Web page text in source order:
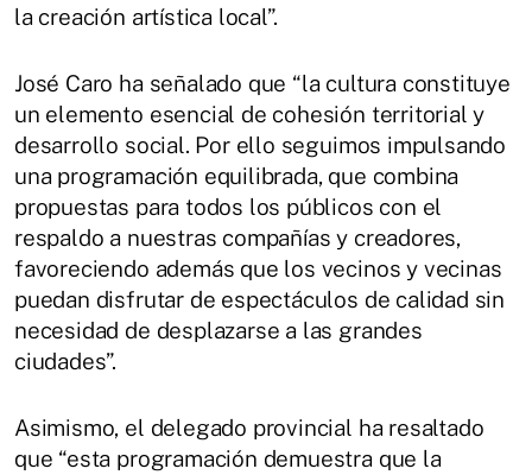
la creación artística local”.
José Caro ha señalado que “la cultura constituye
un elemento esencial de cohesión territorial y
desarrollo social. Por ello seguimos impulsando
una programación equilibrada, que combina
propuestas para todos los públicos con el
respaldo a nuestras compañías y creadores,
favoreciendo además que los vecinos y vecinas
puedan disfrutar de espectáculos de calidad sin
necesidad de desplazarse a las grandes
ciudades”.
Asimismo, el delegado provincial ha resaltado
que “esta programación demuestra que la